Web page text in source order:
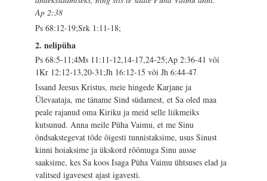
Ap 2:38
Ps 68:12-19;Srk 1:11-18;
2. nelipüha
Ps 68:5-11;4Ms 11:11-12,14-17,24-25;Ap 2:36-41 või
1Kr 12:12-13,20-31;Jh 16:12-15 või Jh 6:44-47
Issand Jeesus Kristus, meie hingede Karjane ja
Ülevaataja, me täname Sind südamest, et Sa oled maa
peale rajanud oma Kiriku ja meid selle liikmeiks
kutsunud. Anna meile Püha Vaimu, et me Sinu
õndsakstegevat tõde õigesti tunnistaksime, usus Sinust
kinni hoiaksime ja ükskord rõõmuga Sinu ausse
saaksime, kes Sa koos Isaga Püha Vaimu ühtsuses elad ja
valitsed igavesest ajast igavesti.